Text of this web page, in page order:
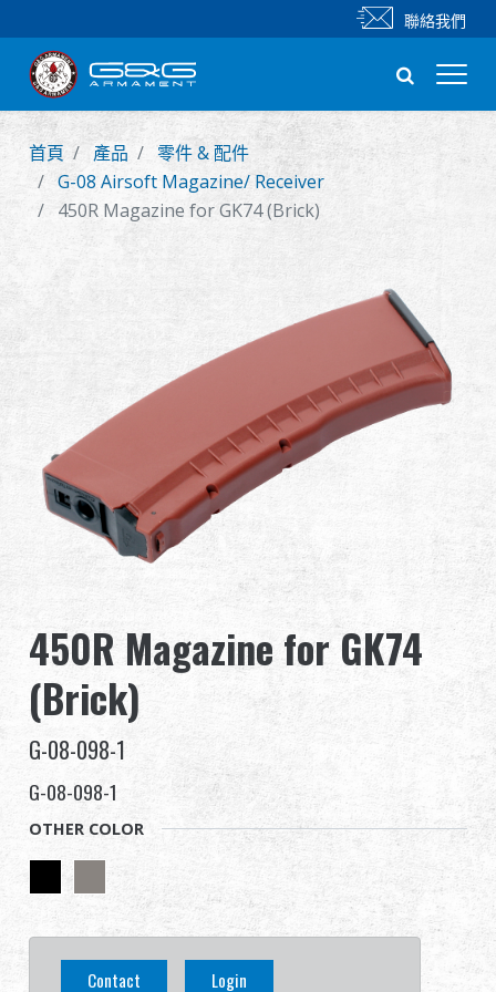
新產品
步槍
射擊訓練系列
全球經銷
關於怪怪
活動與報導
支援服務
繁體中文 English (US)
Français 日本語
聯絡我們
首頁 產品
零件 & 配件
G-08 Airsoft Magazine/ Receiver
450R Magazine for GK74 (Brick)
450R Magazine for GK74
(Brick)
G-08-098-1
G-08-098-1
OTHER COLOR
Contact Login